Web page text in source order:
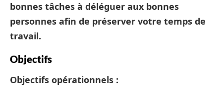
bonnes tâches à déléguer aux bonnes
personnes afin de préserver votre temps de
travail.
Objectifs
Objectifs opérationnels :